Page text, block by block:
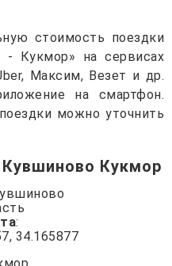
стоимость поездки
Кукмор» на сервисах
Максим, Везет и др.
на смартфон.
можно уточнить
Кукмор
:
34.165877